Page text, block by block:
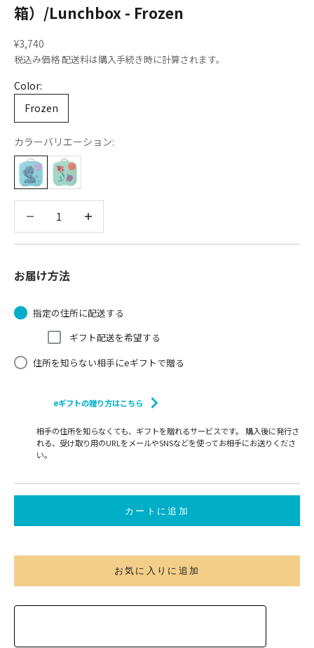
箱）/Lunchbox - Frozen
セール価格
¥3,740
税込み価格配送料は購入手続き時に計算されます。
Color:
Frozen
カラーバリエーション:
お届け方法
指定の住所に配送する
ギフト配送を希望する
住所を知らない相手にeギフトで贈る
eギフトの贈り方はこちら
相手の住所を知らなくても、ギフトを贈れるサービスです。 購入後に発行さ
れる、受け取り用のURLをメールやSNSなどを使ってお相手にお送りくださ
い。
カートに追加
お気に入りに追加